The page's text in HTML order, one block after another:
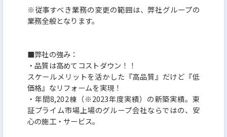
ージです。
※従事すべき業務の変更の範囲は、弊社グループの
業務全般となります。
■弊社の強み：
・品質は高めてコストダウン！！
スケールメリットを活かした『高品質』だけど『低
価格』なリフォームを実現！
・年間8,202棟（※2023年度実績）の新築実績。東
証プライム市場上場のグループ会社ならではの、安
心の施工・サービス。